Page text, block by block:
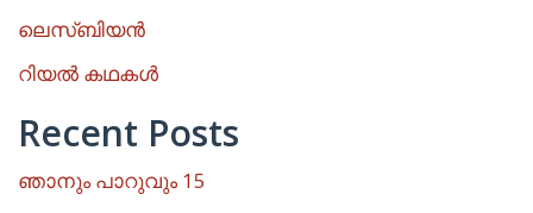
ലെസ്ബിയൻ
റിയൽ കഥകൾ
Recent Posts
ഞാനും പാറുവും 15